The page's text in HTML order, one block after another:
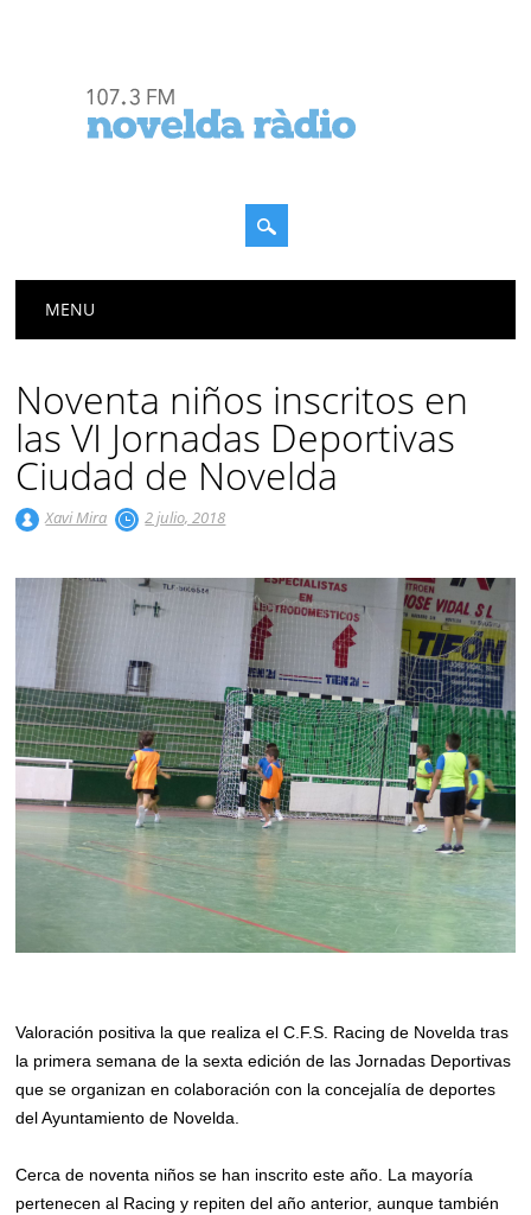
Menú principal
MENU
Noventa niños inscritos en
las VI Jornadas Deportivas
Ciudad de Novelda
Xavi Mira 2 julio, 2018
Valoración positiva la que realiza el C.F.S. Racing de Novelda tras
la primera semana de la sexta edición de las Jornadas Deportivas
que se organizan en colaboración con la concejalía de deportes
del Ayuntamiento de Novelda.
Cerca de noventa niños se han inscrito este año. La mayoría
pertenecen al Racing y repiten del año anterior, aunque también